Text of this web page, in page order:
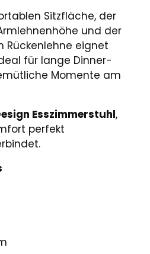
Sitzfläche, der
und der
Rückenlehne eignet
für lange Dinner-
Momente am
Esszimmerstuhl,
perfekt